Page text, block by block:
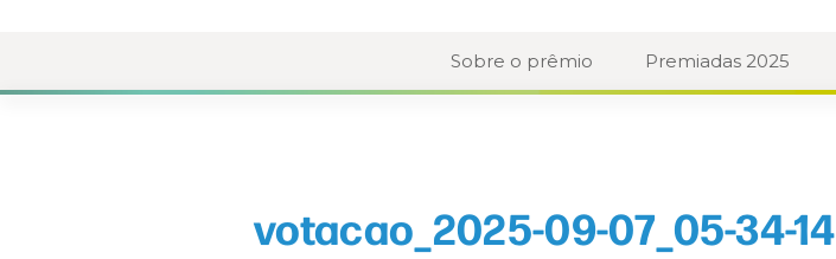
Sobre o prêmio Premiadas 2025
votacao_2025-09-07_05-34-14